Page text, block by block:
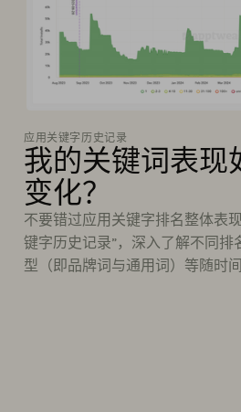
应用关键字历史记录
我的关键词表现
变化？
不要错过应用关键字排名整体表
键字历史记录”，深入了解不同排
型（即品牌词与通用词）等随时